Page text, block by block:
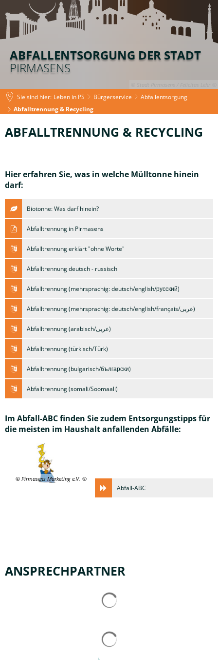
© Stadt Pirmasens / Felicitas Lehr
ABFALLENTSORGUNG DER STADT
PIRMASENS
Sie sind hier: Leben in PS Bürgerservice
Abfallentsorgung
Abfalltrennung & Recycling
Abfalltrennung
ABFALLTRENNUNG & RECYCLING
Hier erfahren Sie, was in welche Mülltonne hinein
darf:
Biotonne: Was darf hinein?
Abfalltrennung in Pirmasens
Abfalltrennung erklärt "ohne Worte"
Abfalltrennung deutsch - russisch
Abfalltrennung (mehrsprachig: deutsch/english/русский)
Abfalltrennung (mehrsprachig: deutsch/english/français/عربى)
Abfalltrennung (arabisch/عربى)
Abfalltrennung (türkisch/Türk)
Abfalltrennung (bulgarisch/български)
Abfalltrennung (somali/Soomaali)
Im Abfall-ABC finden Sie zudem Entsorgungstipps für
die meisten im Haushalt anfallenden Abfälle:
© Pirmasens Marketing e.V.
Abfall-ABC
ANSPRECHPARTNER